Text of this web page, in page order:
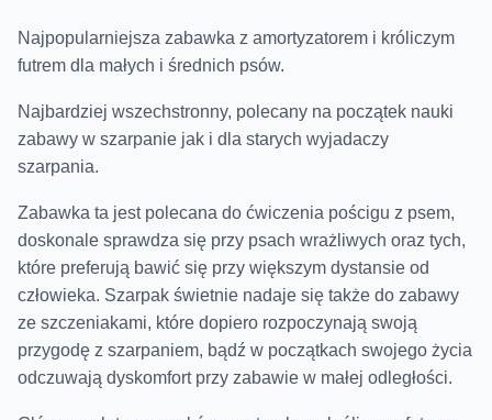
Najpopularniejsza zabawka z amortyzatorem i króliczym
futrem dla małych i średnich psów.
Najbardziej wszechstronny, polecany na początek nauki
zabawy w szarpanie jak i dla starych wyjadaczy
szarpania.
Zabawka ta jest polecana do ćwiczenia pościgu z psem,
doskonale sprawdza się przy psach wrażliwych oraz tych,
które preferują bawić się przy większym dystansie od
człowieka. Szarpak świetnie nadaje się także do zabawy
ze szczeniakami, które dopiero rozpoczynają swoją
przygodę z szarpaniem, bądź w początkach swojego życia
odczuwają dyskomfort przy zabawie w małej odległości.